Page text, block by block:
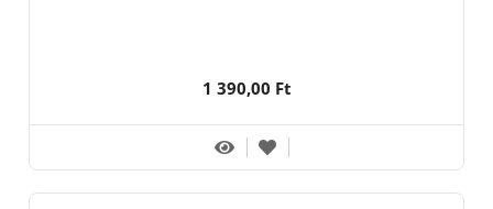
1 390,00 Ft